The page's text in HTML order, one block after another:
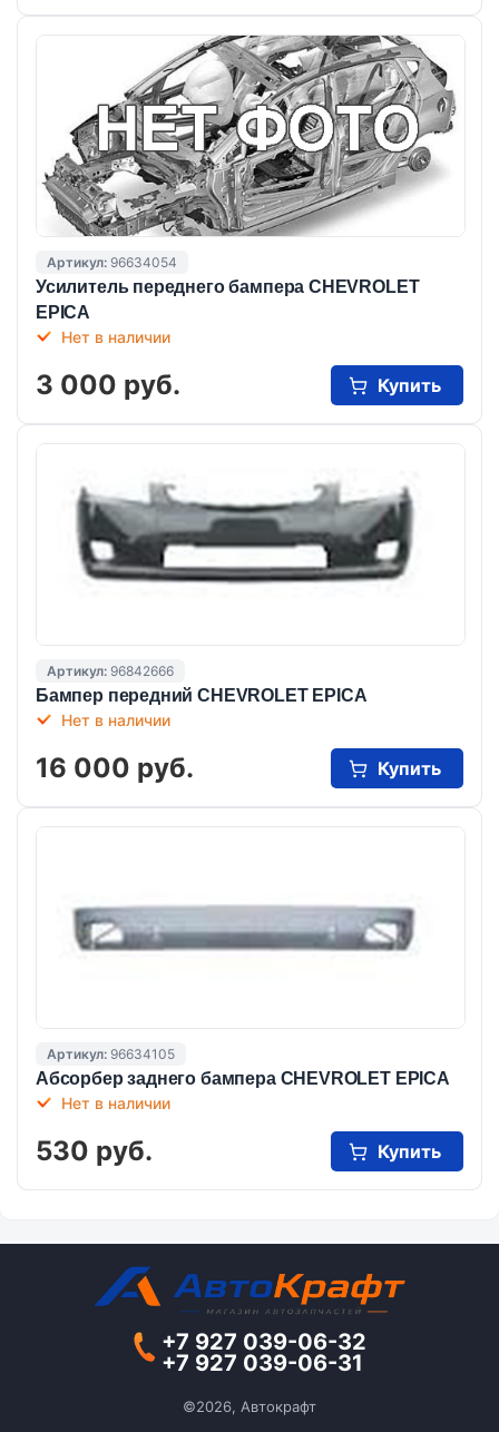
Артикул: 96634054
Усилитель переднего бампера CHEVROLET
EPICA
Нет в наличии
3 000 руб. Купить
Артикул: 96842666
Бампер передний CHEVROLET EPICA
Нет в наличии
16 000 руб. Купить
Артикул: 96634105
Абсорбер заднего бампера CHEVROLET EPICA
Нет в наличии
530 руб. Купить
+7 927 039-06-32
+7 927 039-06-31
©2026, Автокрафт